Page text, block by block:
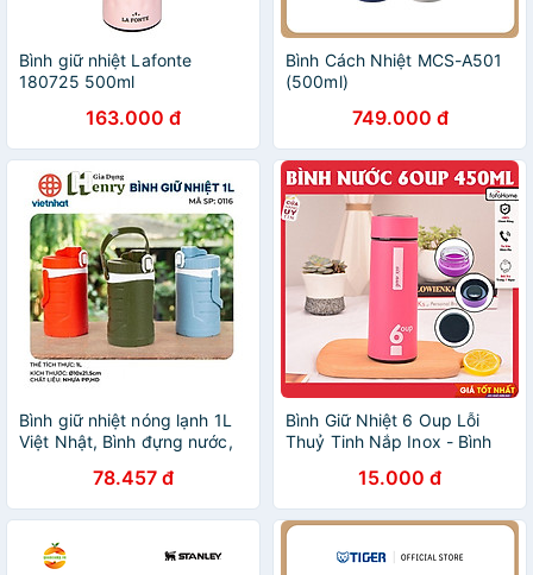
Bình giữ nhiệt Lafonte
180725 500ml
163.000 đ
Bình Cách Nhiệt MCS-A501
(500ml)
749.000 đ
Bình giữ nhiệt nóng lạnh 1L
Việt Nhật, Bình đựng nước,
78.457 đ
Bình Giữ Nhiệt 6 Oup Lỗi
Thuỷ Tinh Nắp Inox - Bình
Ngẫu Nhiên15.000 đ